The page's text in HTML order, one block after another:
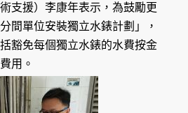
支援）李康年表示，為鼓勵更
間單位安裝獨立水錶計劃」，
豁免每個獨立水錶的水費按金
用。